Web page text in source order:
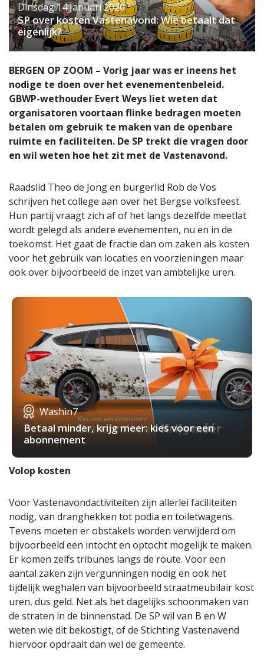
Dinsdag 14 Januari 2020
SP over kosten Vastenavond: Wie betaalt dat
eigenlijk?
BERGEN OP ZOOM – Vorig jaar was er ineens het
nodige te doen over het evenementenbeleid.
GBWP-wethouder Evert Weys liet weten dat
organisatoren voortaan flinke bedragen moeten
betalen om gebruik te maken van de openbare
ruimte en faciliteiten. De SP trekt die vragen door
en wil weten hoe het zit met de Vastenavond.
Raadslid Theo de Jong en burgerlid Rob de Vos
schrijven het college aan over het Bergse volksfeest.
Hun partij vraagt zich af of het langs dezelfde meetlat
wordt gelegd als andere evenementen, nu en in de
toekomst. Het gaat de fractie dan om zaken als kosten
voor het gebruik van locaties en voorzieningen maar
ook over bijvoorbeeld de inzet van ambtelijke uren.
Washin7
Betaal minder, krijg meer: kies voor een
abonnement
Volop kosten
Voor Vastenavondactiviteiten zijn allerlei faciliteiten
nodig, van dranghekken tot podia en toiletwagens.
Tevens moeten er obstakels worden verwijderd om
bijvoorbeeld een intocht en optocht mogelijk te maken.
Er komen zelfs tribunes langs de route. Voor een
aantal zaken zijn vergunningen nodig en ook het
tijdelijk weghalen van bijvoorbeeld straatmeubilair kost
uren, dus geld. Net als het dagelijks schoonmaken van
de straten in de binnenstad. De SP wil van B en W
weten wie dit bekostigt, of de Stichting Vastenavend
hiervoor opdraait dan wel de gemeente.